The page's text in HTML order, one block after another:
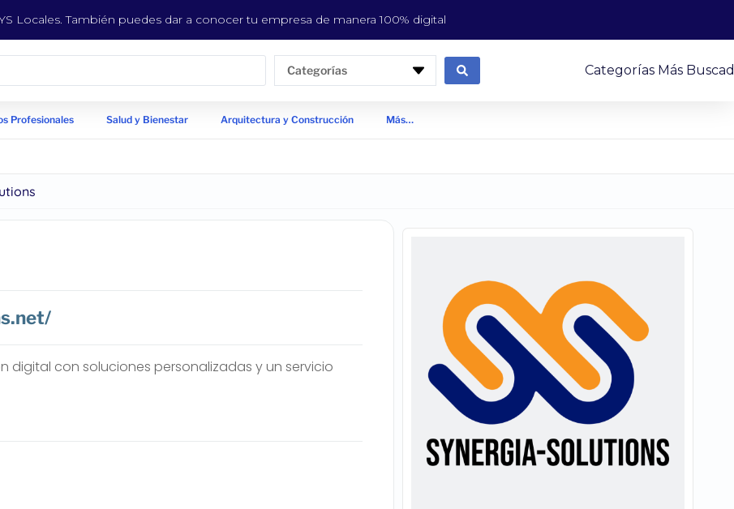
Locales. También puedes dar a conocer tu empresa de manera 100% digital
Categorías Categorías Más
Profesionales Salud y Bienestar Arquitectura y Construcción Más…
digital con soluciones personalizadas y un servicio